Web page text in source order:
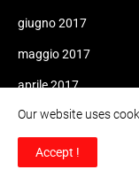
giugno 2017
maggio 2017
aprile 2017
marzo 2017
febbraio 2017
Our website uses
Accept !